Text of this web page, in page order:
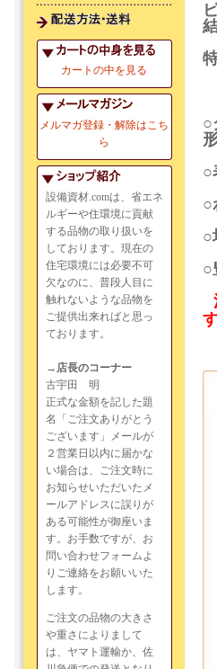
カートの中を見る
メルマガ登録・解除はこち
ら
設備資材.comは、省エネ
ルギーや住環境に貢献
する品物の取り扱いを
しております。現在の
住宅環境には必要不可
欠なのに、普段人目に
触れないような品物を
ご提供出来ればと思っ
ております。
→店長のコーナー
古宇田 明
正式な金額を記した題
名「ご注文ありがとう
ございます」メールが
２営業日以内に届かな
い場合は、ご注文時に
お知らせいただいたメ
ールアドレスに誤りが
ある可能性が御座いま
す。お手数ですが、お
問い合わせフォームよ
りご連絡をお願いいた
します。
ご注文の品物の大きさ
や重さによりまして
は、ヤマト運輸か、佐
○
○
○
○
○